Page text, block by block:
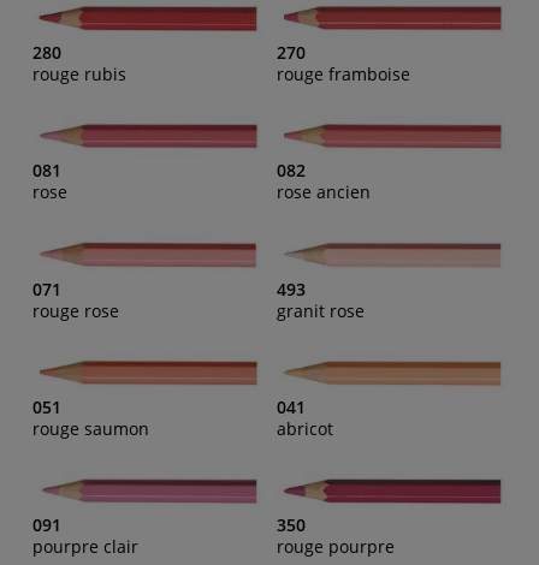
280
rouge rubis
270
rouge framboise
081
rose
082
rose ancien
071
rouge rose
493
granit rose
051
rouge saumon
041
abricot
091
pourpre clair
350
rouge pourpre